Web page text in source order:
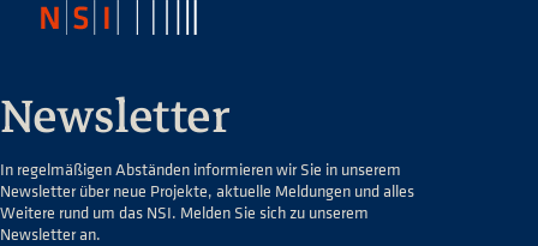
Newsletter
In regelmäßigen Abständen informieren wir Sie in unserem
Newsletter über neue Projekte, aktuelle Meldungen und alles
Weitere rund um das NSI. Melden Sie sich zu unserem
Newsletter an.